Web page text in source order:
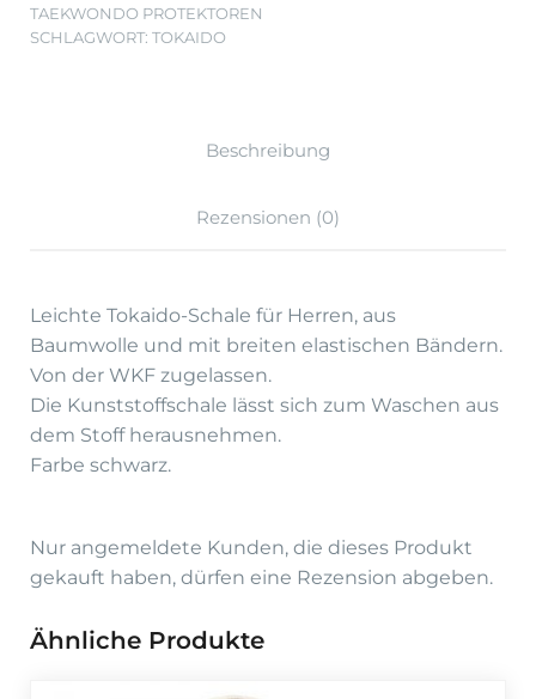
TAEKWONDO PROTEKTOREN
SCHLAGWORT: TOKAIDO
Beschreibung
Rezensionen (0)
Leichte Tokaido-Schale für Herren, aus
Baumwolle und mit breiten elastischen Bändern.
Von der WKF zugelassen.
Die Kunststoffschale lässt sich zum Waschen aus
dem Stoff herausnehmen.
Farbe schwarz.
Nur angemeldete Kunden, die dieses Produkt
gekauft haben, dürfen eine Rezension abgeben.
Ähnliche Produkte